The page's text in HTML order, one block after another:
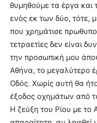
θυμηθούμε τα έργα και
ενός εκ των δύο, τότε,
που χρημάτισε
τετραετίες δεν είναι
την προσωπική μου
Αθήνα, το μεγαλύτερο
Οδός. Χωρίς αυτή θα
έξοδος οχημάτων από
Η ζεύξη του Ρίου με το